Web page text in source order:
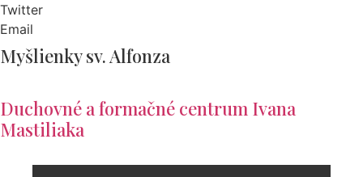
Twitter
Email
Myšlienky sv. Alfonza
Duchovné a formačné centrum Ivana
Mastiliaka